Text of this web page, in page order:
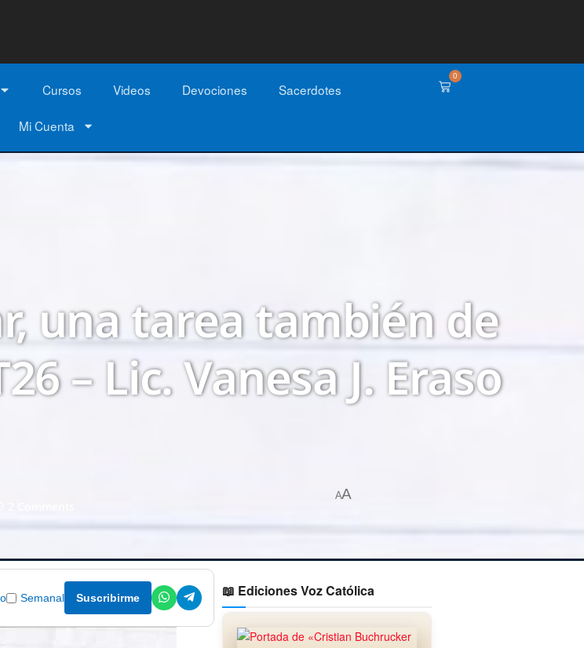
Cursos Videos Devociones Sacerdotes
Mi Cuenta
0
una tarea también de
– Lic. Vanesa J. Eraso
AA
📖 Ediciones Voz Católica
Semanal Suscribirme